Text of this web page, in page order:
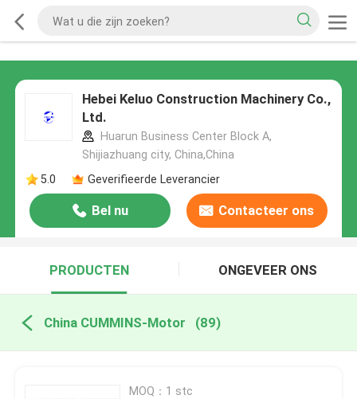
Hebei Keluo Construction Machinery Co.,
Ltd.
Huarun Business Center Block A,
Shijiazhuang city, China,China
5.0
Geverifieerde Leverancier
Bel nu Contacteer ons
PRODUCTEN ONGEVEER ONS
China CUMMINS-Motor (89)
MOQ：1 stc